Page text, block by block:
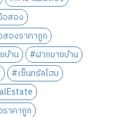
อสอง
องราคาถูก
บ้าน
#ฝากขายบ้าน
#เซ็นทรัลโฮม
าคาถูก